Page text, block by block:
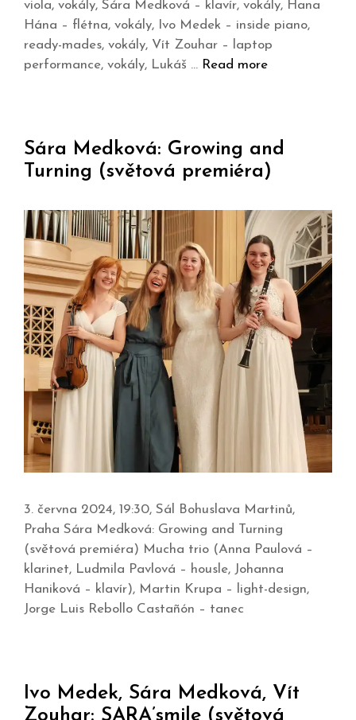
viola, vokály, Sára Medková – klavír, vokály, Hana
Hána – flétna, vokály, Ivo Medek – inside piano,
ready-mades, vokály, Vít Zouhar – laptop
performance, vokály, Lukáš … Read more
Sára Medková: Growing and
Turning (světová premiéra)
3. června 2024, 19:30, Sál Bohuslava Martinů,
Praha Sára Medková: Growing and Turning
(světová premiéra) Mucha trio (Anna Paulová –
klarinet, Ludmila Pavlová – housle, Johanna
Haniková – klavír), Martin Krupa – light-design,
Jorge Luis Rebollo Castañón – tanec
Ivo Medek, Sára Medková, Vít
Zouhar: SARA’smile (světová